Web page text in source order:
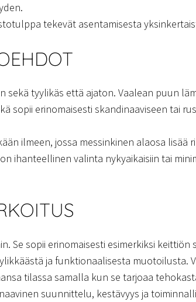
tekevät asentamisesta
sekä tyylikäs että ajaton. Vaalean puun
sopii erinomaisesti skandinaaviseen tai
ilmeen, jossa messinkinen alaosa lisää
ihanteellinen valinta nykyaikaisiin tai
Se sopii erinomaisesti esimerkiksi keittiön
ja funktionaalisesta muotoilusta.
tilassa samalla kun se tarjoaa
suunnittelu, kestävyys ja